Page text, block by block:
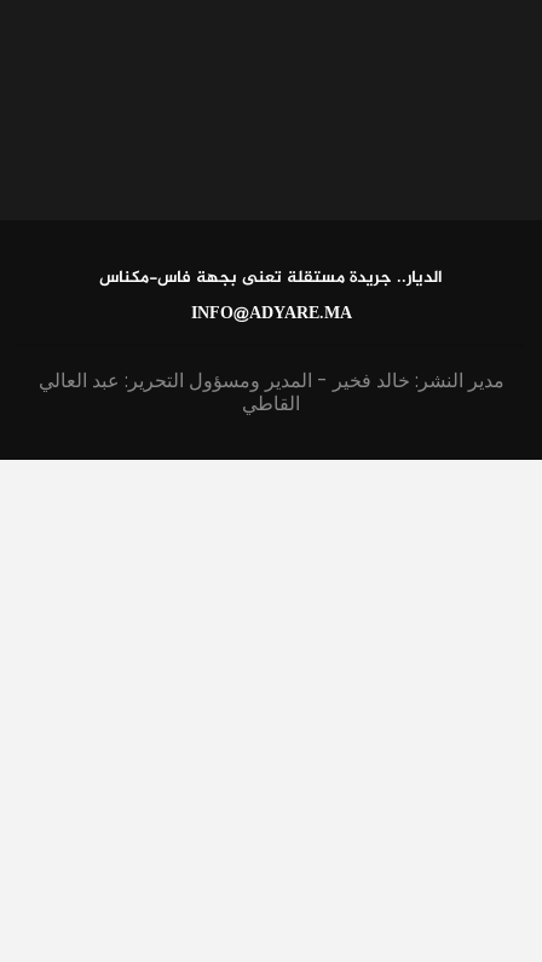
الديار.. جريدة مستقلة تعنى بجهة فاس-مكناس
INFO@ADYARE.MA
مدير النشر: خالد فخير - المدير ومسؤول التحرير: عبد العالي
القاطي